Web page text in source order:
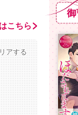
こちら
アする